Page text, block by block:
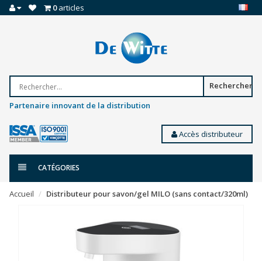
0articles
Rechercher
Partenaire innovant de la distribution
Accès distributeur
CATÉGORIES
Accueil Distributeur pour savon/gel MILO (sans contact/320ml)